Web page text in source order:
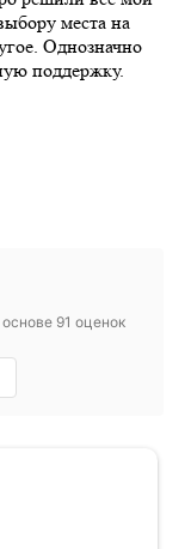
места на
Однозначно
поддержку.
91 оценок